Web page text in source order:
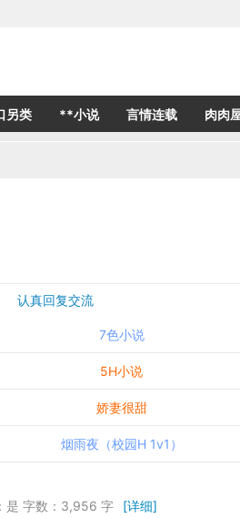
另类 **小说 言情连载 肉肉
真回复交流
7色小说
5H小说
娇妻很甜
烟雨夜（校园H 1v1）
是 字数：3,956 字
[详细]